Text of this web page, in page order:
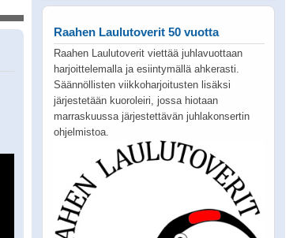
Raahen Laulutoverit 50 vuotta
Raahen Laulutoverit viettää juhlavuottaan
harjoittelemalla ja esiintymällä ahkerasti.
Säännöllisten viikkoharjoitusten lisäksi
järjestetään kuoroleiri, jossa hiotaan
marraskuussa järjestettävän juhlakonsertin
ohjelmistoa.